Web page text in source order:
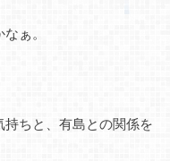
ぁ。
ちと、有島との関係を